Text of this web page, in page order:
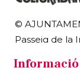
©
Passeig de la
972 58 18 48